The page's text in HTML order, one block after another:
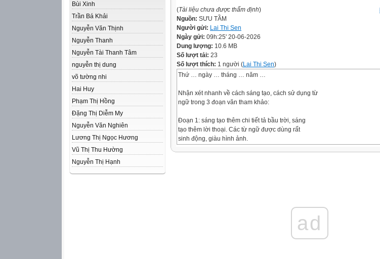
Bùi Xinh
Trần Bá Khải
Nguyễn Văn Thịnh
Nguyễn Thanh
Nguyễn Tài Thanh Tâm
nguyễn thị dung
võ tường nhi
Hai Huy
Phạm Thị Hồng
Đặng Thị Diễm My
Nguyễn Văn Nghiên
Lương Thị Ngọc Hương
Vũ Thị Thu Hường
Nguyễn Thị Hạnh
(Tài liệu chưa được thẩm định)
Nguồn: SƯU TẦM
Người gửi: Lai Thi Sen
Ngày gửi: 09h:25' 20-06-2026
Dung lượng: 10.6 MB
Số lượt tải: 23
Số lượt thích: 1 người (Lai Thi Sen)
Thứ … ngày … tháng … năm …
Nhận xét nhanh về cách sáng tạo, cách sử dụng từ
ngữ trong 3 đoạn văn tham khảo:
Đoạn 1: sáng tạo thêm chi tiết tả bầu trời, sáng
tạo thêm lời thoại. Các từ ngữ được dùng rất
sinh động, giàu hình ảnh.
hoảng, bị nhấc bổng lên,...), từ ngữ phỏng đoán cũng được sử dụng khi
nói về cảm xúc của nhân vật ông lão (vẻ thất vọng, có lẽ vì).
ad